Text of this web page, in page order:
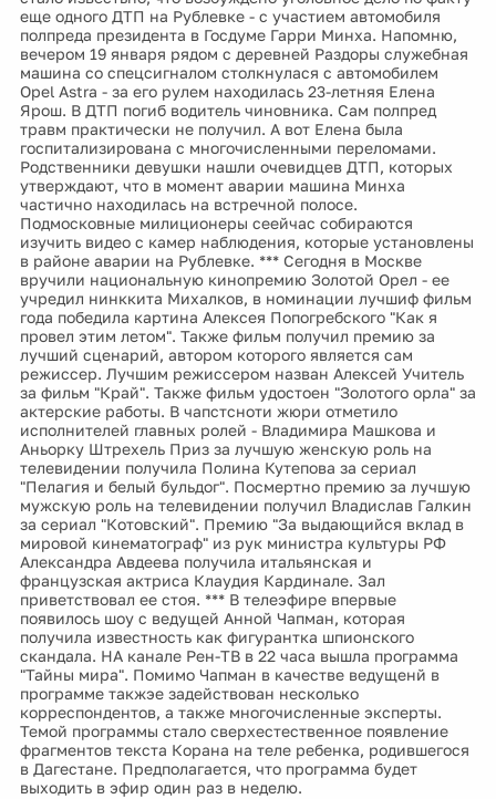
еще одного ДТП на Рублевке - с участием автомобиля
полпреда президента в Госдуме Гарри Минха. Напомню,
вечером 19 января рядом с деревней Раздоры служебная
машина со спецсигналом столкнулася с автомобилем
Opel Astra - за его рулем находилась 23-летняя Елена
Ярош. В ДТП погиб водитель чиновника. Сам полпред
травм практически не получил. А вот Елена была
госпитализирована с многочисленными переломами.
Родственники девушки нашли очевидцев ДТП, которых
утверждают, что в момент аварии машина Минха
частично находилась на встречной полосе.
Подмосковные милиционеры сеейчас собираются
изучить видео с камер наблюдения, которые установлены
в районе аварии на Рублевке. *** Сегодня в Москве
вручили национальную кинопремию Золотой Орел - ее
учредил нинккита Михалков, в номинации лучшиф фильм
года победила картина Алексея Попогребского "Как я
провел этим летом". Также фильм получил премию за
лучший сценарий, автором которого является сам
режиссер. Лучшим режиссером назван Алексей Учитель
за фильм "Край". Также фильм удостоен "Золотого орла" за
актерские работы. В чапстсноти жюри отметило
исполнителей главных ролей - Владимира Машкова и
Аньорку Штрехель Приз за лучшую женскую роль на
телевидении получила Полина Кутепова за сериал
"Пелагия и белый бульдог". Посмертно премию за лучшую
мужскую роль на телевидении получил Владислав Галкин
за сериал "Котовский". Премию "За выдающийся вклад в
мировой кинематограф" из рук министра культуры РФ
Александра Авдеева получила итальянская и
французская актриса Клаудия Кардинале. Зал
приветствовал ее стоя. *** В телеэфире впервые
появилось шоу с ведущей Анной Чапман, которая
получила известность как фигурантка шпионского
скандала. НА канале Рен-ТВ в 22 часа вышла программа
"Тайны мира". Помимо Чапман в качестве ведущенй в
программе такжэе задействован несколько
корреспондентов, а также многочисленные эксперты.
Темой программы стало сверхестественное появление
фрагментов текста Корана на теле ребенка, родившегося
в Дагестане. Предполагается, что программа будет
выходить в эфир один раз в неделю.